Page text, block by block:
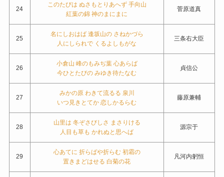
24
このたびは ぬさもとりあへず 手向山
紅葉の錦 神のまにまに
菅原道真
25
名にしおはば 逢坂山の さねかづら
人にしられで くるよしもがな
三条右大臣
26
小倉山 峰のもみぢ葉 心あらば
今ひとたびの みゆき待たなむ
貞信公
27
みかの原 わきて流るる 泉川
いつ見きとてか 恋しかるらむ
藤原兼輔
28
山里は 冬ぞさびしさ まさりける
人目も草も かれぬと思へば
源宗于
29
心あてに 折らばや折らむ 初霜の
置きまどはせる 白菊の花
凡河内躬恒